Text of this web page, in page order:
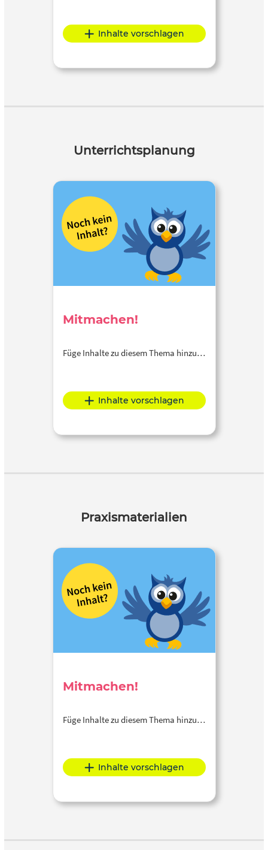
Inhalte vorschlagen
Unterrichtsplanung
Mitmachen!
Füge Inhalte zu diesem Thema hinzu…
Inhalte vorschlagen
Praxismaterialien
Mitmachen!
Füge Inhalte zu diesem Thema hinzu…
Inhalte vorschlagen